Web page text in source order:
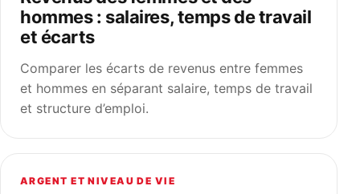
hommes : salaires, temps de travail
et écarts
Comparer les écarts de revenus entre femmes
et hommes en séparant salaire, temps de travail
et structure d’emploi.
ARGENT ET NIVEAU DE VIE